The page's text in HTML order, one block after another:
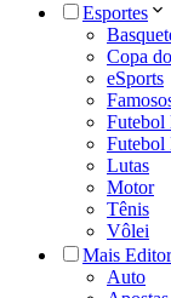
Esportes
Copa
eSports
Futebol
Futebol
Lutas
Motor
Tênis
Vôlei
Mais
Auto